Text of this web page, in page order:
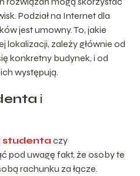
Podział na Internet dla
jest umowny. To, jakie
lokalizacji, zależy głównie od
konkretny budynek, i od
występują.
i
studentaczy
pod uwagę fakt, że osoby te
rachunku za łącze.